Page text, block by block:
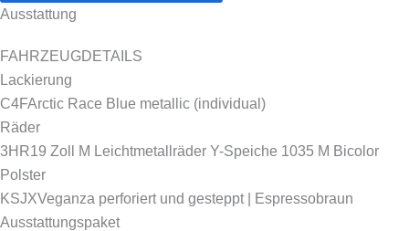
Ausstattung
FAHRZEUGDETAILS
Lackierung
C4FArctic Race Blue metallic (individual)
Räder
3HR19 Zoll M Leichtmetallräder Y-Speiche 1035 M Bicolor
Polster
KSJXVeganza perforiert und gesteppt | Espressobraun
Ausstattungspaket